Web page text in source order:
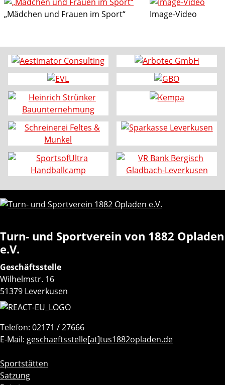
„Mädchen und Frauen im Sport“ Image-Video
Turn- und Sportverein von 1882 Opladen
e.V.
Geschäftsstelle
Wilhelmstr. 16
51379 Leverkusen
Telefon: 02171 / 27666
E-Mail: geschaeftsstelle[at]tus1882opladen.de
Navigation
überspringen
Sportstätten
Satzung